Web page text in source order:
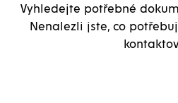
Vyhledejte potřebné
Nenalezli jste, co